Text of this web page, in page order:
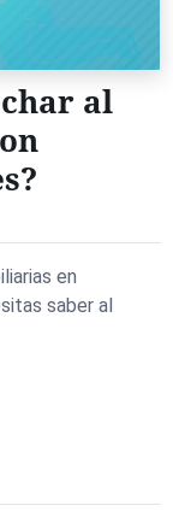
al
en
saber al